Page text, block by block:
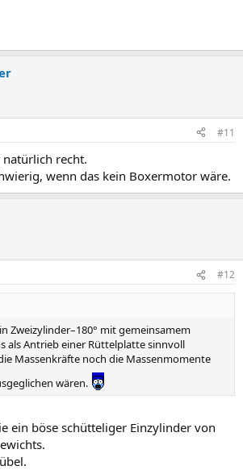
#11
natürlich recht.
wenn das kein Boxermotor wäre.
#12
Zweizylinder–180° mit gemeinsamem
als Antrieb einer Rüttelplatte sinnvoll
Massenkräfte noch die Massenmomente
wären.
ein böse schütteliger Einzylinder von